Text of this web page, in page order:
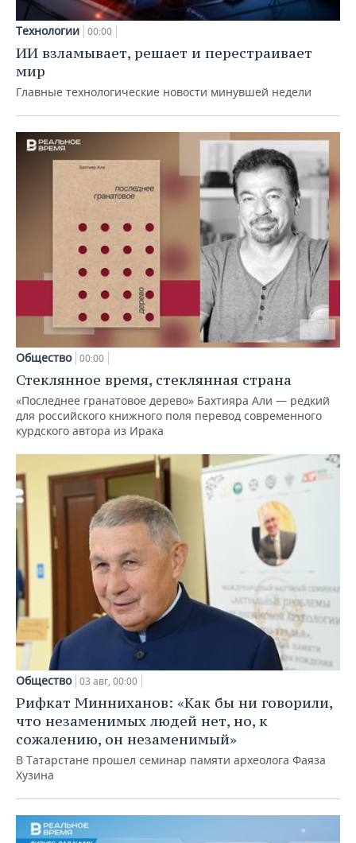
Технологии 00:00
ИИ взламывает, решает и перестраивает
мир
Главные технологические новости минувшей недели
Общество 00:00
Стеклянное время, стеклянная страна
«Последнее гранатовое дерево» Бахтияра Али — редкий
для российского книжного поля перевод современного
курдского автора из Ирака
Общество 03 авг, 00:00
Рифкат Минниханов: «Как бы ни говорили,
что незаменимых людей нет, но, к
сожалению, он незаменимый»
В Татарстане прошел семинар памяти археолога Фаяза
Хузина